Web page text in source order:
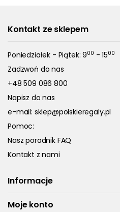
Kontakt ze sklepem
Poniedziałek - Piątek: 900 - 1500
Zadzwoń do nas
+48 509 086 800
Napisz do nas
e-mail: sklep@polskieregaly.pl
Pomoc:
Nasz poradnik FAQ
Kontakt z nami
Informacje
Moje konto